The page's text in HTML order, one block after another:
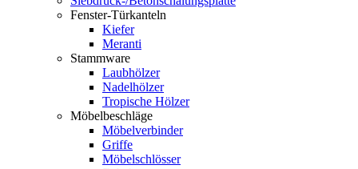
Fenster-Türkanteln
Kiefer
Meranti
Stammware
Laubhölzer
Nadelhölzer
Tropische Hölzer
Möbelbeschläge
Möbelverbinder
Griffe
Möbelschlösser